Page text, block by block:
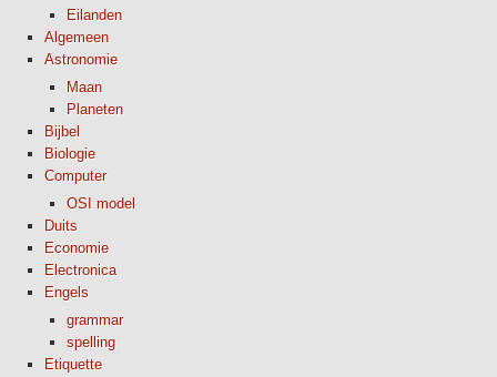
Eilanden
Algemeen
Astronomie
Maan
Planeten
Bijbel
Biologie
Computer
OSI model
Duits
Economie
Electronica
Engels
grammar
spelling
Etiquette